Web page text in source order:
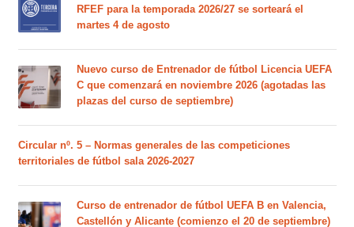
RFEF para la temporada 2026/27 se sorteará el
martes 4 de agosto
Nuevo curso de Entrenador de fútbol Licencia UEFA
C que comenzará en noviembre 2026 (agotadas las
plazas del curso de septiembre)
Circular nº. 5 – Normas generales de las competiciones
territoriales de fútbol sala 2026-2027
Curso de entrenador de fútbol UEFA B en Valencia,
Castellón y Alicante (comienzo el 20 de septiembre)